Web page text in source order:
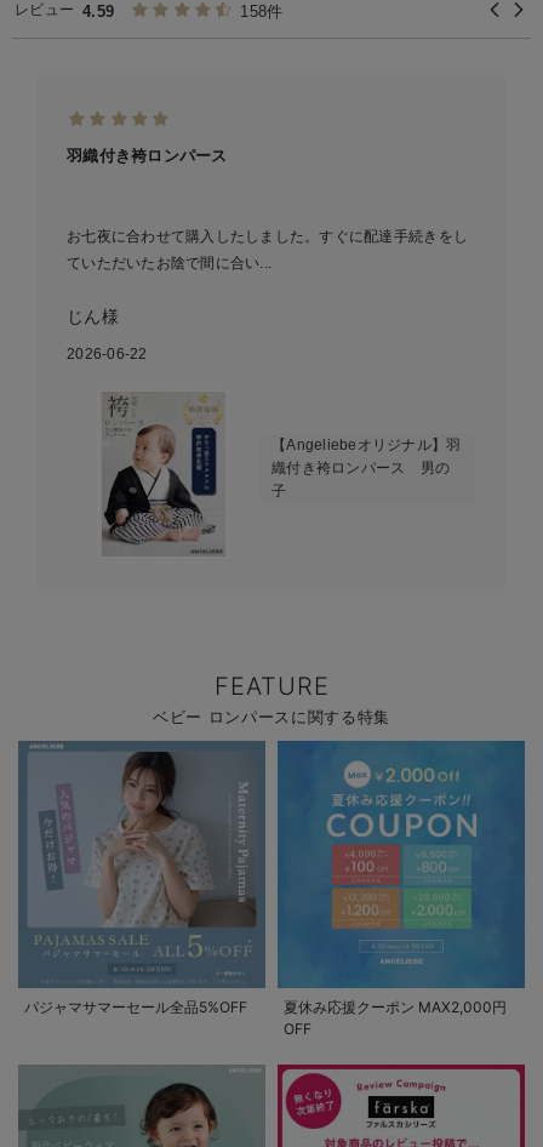
レビュー 4.59 158件
羽織付き袴ロンパース
お七夜に合わせて購入したしました。すぐに配達手続きをし
ていただいたお陰で間に合い...
じん様
2026-06-22
【Angeliebeオリジナル】羽
織付き袴ロンパース 男の
子
FEATURE
ベビー ロンパースに関する特集
パジャマサマーセール全品5%OFF
夏休み応援クーポン MAX2,000円
OFF